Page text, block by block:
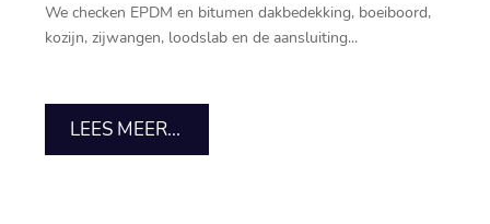
We checken EPDM en bitumen dakbedekking, boeiboord,
kozijn, zijwangen, loodslab en de aansluiting...
LEES MEER...